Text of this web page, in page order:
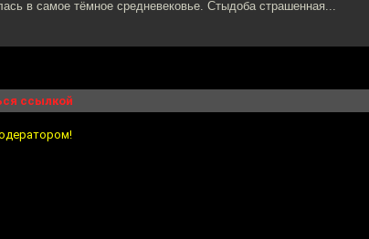
в самое тёмное средневековье. Стыдоба страшенная...
ссылкой